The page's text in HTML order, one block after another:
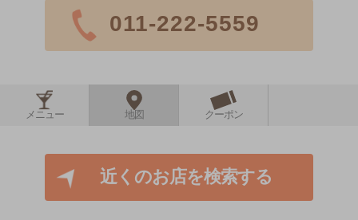
011-222-5559
メニュー 地図 クーポン
近くのお店を検索する